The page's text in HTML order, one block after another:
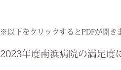
※以下をクリックするとPDFが開き
2023年度南浜病院の満足度